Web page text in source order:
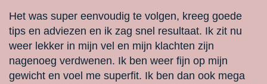
Het was super eenvoudig te volgen, kreeg goede
tips en adviezen en ik zag snel resultaat. Ik zit nu
weer lekker in mijn vel en mijn klachten zijn
nagenoeg verdwenen. Ik ben weer fijn op mijn
gewicht en voel me superfit. Ik ben dan ook mega